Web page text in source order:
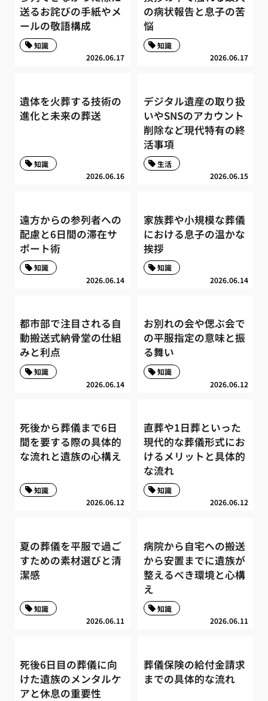
送るお詫びの手紙やメ
ールの敬語構成
2026.06.17
知識
の病状報告と息子の苦
悩
2026.06.17
知識
遺体を火葬する技術の
進化と未来の葬送
2026.06.16
知識
デジタル遺産の取り扱
いやSNSのアカウント
削除など現代特有の終
活事項
2026.06.15
生活
遠方からの参列者への
配慮と6日間の滞在サ
ポート術
2026.06.14
知識
家族葬や小規模な葬儀
における息子の温かな
挨拶
2026.06.14
知識
都市部で注目される自
動搬送式納骨堂の仕組
みと利点
2026.06.14
知識
お別れの会や偲ぶ会で
の平服指定の意味と振
る舞い
2026.06.12
知識
死後から葬儀まで6日
間を要する際の具体的
な流れと遺族の心構え
2026.06.12
知識
直葬や1日葬といった
現代的な葬儀形式にお
けるメリットと具体的
な流れ
2026.06.12
知識
夏の葬儀を平服で過ご
すための素材選びと清
潔感
2026.06.11
知識
病院から自宅への搬送
から安置までに遺族が
整えるべき環境と心構
え
2026.06.11
知識
死後6日目の葬儀に向
けた遺族のメンタルケ
アと休息の重要性
葬儀保険の給付金請求
までの具体的な流れ